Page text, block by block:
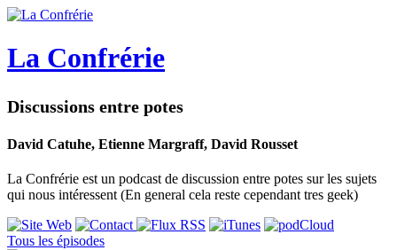
La Confrérie
Discussions entre potes
David Catuhe, Etienne Margraff, David Rousset
La Confrérie est un podcast de discussion entre potes sur les sujets
qui nous intéressent (En general cela reste cependant tres geek)
Tous les épisodes